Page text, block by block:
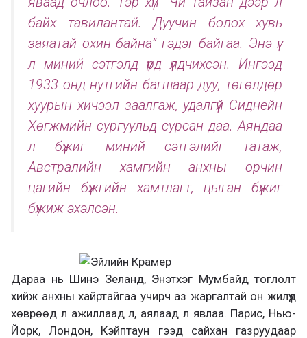
байх тавилантай. Дуучин болох хувь
заяатай охин байна” гэдэг байгаа. Энэ үг
л миний сэтгэлд үүрд үлдчихсэн. Ингээд
1933 онд нутгийн багшаар дуу, төгөлдөр
хуурын хичээл заалгаж, удалгүй Сиднейн
Хөгжмийн сургуульд сурсан даа. Аяндаа
л бүжиг миний сэтгэлийг татаж,
Австралийн хамгийн анхны орчин
цагийн бүжгийн хамтлагт, цыган бүжиг
бүжиж эхэлсэн.
Дараа нь Шинэ Зеланд, Энэтхэг Мумбайд тоглолт
хийж анхны хайртайгаа учирч аз жаргалтай он жилүүд
хөврөөд л ажиллаад л, аялаад л явлаа. Парис, Нью-
Йорк, Лондон, Кэйптаун гээд сайхан газруудаар